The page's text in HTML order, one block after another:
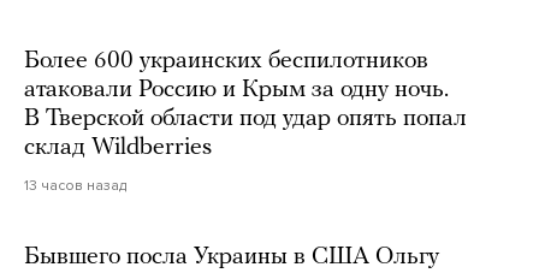
Более 600 украинских беспилотников
атаковали Россию и Крым за одну ночь.
В Тверской области под удар опять попал
склад Wildberries
13 часов назад
Бывшего посла Украины в США Ольгу